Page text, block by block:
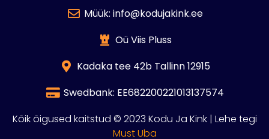
Müük: info@kodujakink.ee
Oü Viis Pluss
Kadaka tee 42b Tallinn 12915
Swedbank: EE682200221013137574
Kõik õigused kaitstud © 2023 Kodu Ja Kink | Lehe tegi
Must Uba